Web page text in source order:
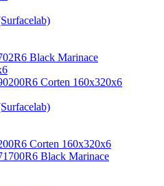
Black Marinace
Corten 160x320х6